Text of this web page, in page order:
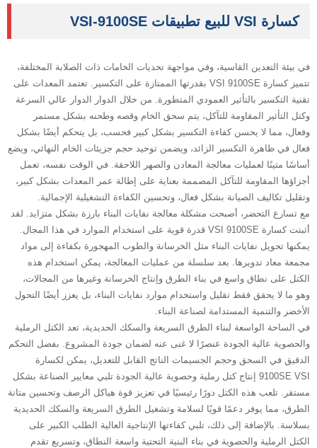
كسارة VSI للبيع تطبيقات VSI-9100SE
في بيئة التعدين القاسية، وفي مواجهة تحديات الخامات ذات الصلابة المختلفة،
تتميز كسارة VSI 9100SE بقدرتها الممتازة على التكسير. تعتمد المعدات على
تقنية التكسير بالتأثير العمودي المتطورة. من خلال الدوار الدوار عالي السرعة
وكتل التأثير المقاومة للتآكل، يتم سحق الخام وقصه وطحنه بشكل مستمر
وفعال، مما لا يحسن كفاءة التكسير بشكل كبير فحسب، بل يتحكم أيضًا بشكل
فعال في ظاهرة التكسير الزائد، ويضمن توحيد حجم جزيئات الخام النهائي، ويضع
أساسًا متينًا لعمليات معالجة المعادن والصهر اللاحقة. في الوقت نفسه، تعمل
أجزاؤها المقاومة للتآكل المصممة بعناية على إطالة عمر المعدات بشكل كبير،
وتقليل تكاليف الصيانة بشكل فعال، وتحسين الكفاءة التشغيلية الإجمالية.
مع تسارع التحضر، أصبحت مشكلة معالجة نفايات البناء بارزة بشكل متزايد. لقد
أثبتت كسارة VSI 9100SE قدرة قوية على استخدام الموارد في هذا المجال.
يمكنها تحويل نفايات البناء مثل الخرسانة والطوب المهجورة بكفاءة إلى مواد
مجمعة معاد تدويرها. بعد سلسلة من عمليات المعالجة، يمكن استخدام هذه
الكتل على نطاق واسع في بناء الطرق وإنتاج الخرسانة وغيرها من المجالات،
وهو ما لا يحقق فقط تقليل واستخدام موارد نفايات البناء، بل يعزز أيضًا التحول
الأخضر والتنمية المستدامة لصناعة البناء.
في الساحة الواسعة لبناء الطرق السريعة والسكك الحديدية، تعد الكتل الرملية
والحصوية عالية الجودة عنصرًا لا غنى عنه لضمان جودة المشروع. بفضل التحكم
الدقيق في السحق وحجم الجسيمات الناتج القابل للتعديل، يمكن لكسارة
9100SE VSI إنتاج كتل رملية وحصوية عالية الجودة تلبي معايير الصناعة بشكل
مستقر. تلعب هذه الكتل دورًا رئيسيًا في تعزيز قوة هياكل الرصف وتحسين متانة
الطرق، مما يوفر دعمًا قويًا لسلامة وتشغيل الطرق السريعة والسكك الحديدية
بسلاسة. بالإضافة إلى ذلك، تلبي كفاءتها الإنتاجية العالية الطلب الكبير على
الكتل الرملية والحصوية في بناء البنية التحتية واسعة النطاق، وتسريع تقدم